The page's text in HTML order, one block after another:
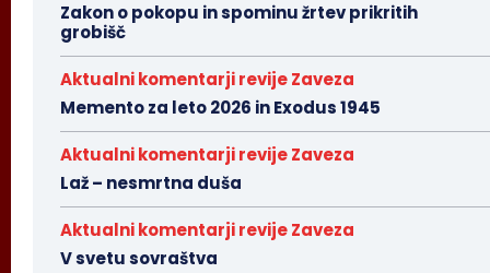
Zakon o pokopu in spominu žrtev prikritih
grobišč
Aktualni komentarji revije Zaveza
Memento za leto 2026 in Exodus 1945
Aktualni komentarji revije Zaveza
Laž – nesmrtna duša
Aktualni komentarji revije Zaveza
V svetu sovraštva